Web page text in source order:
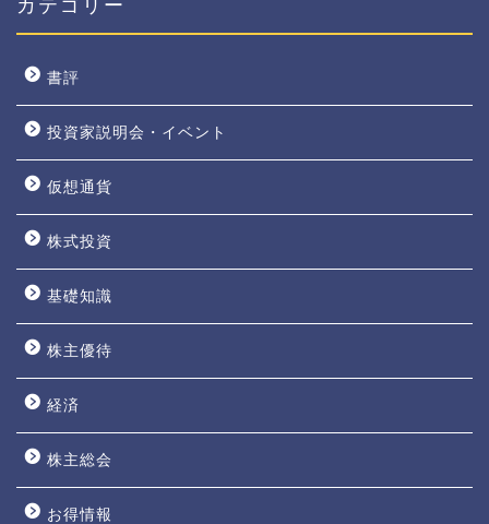
書評
投資家説明会・イベント
仮想通貨
株式投資
基礎知識
株主優待
経済
株主総会
お得情報